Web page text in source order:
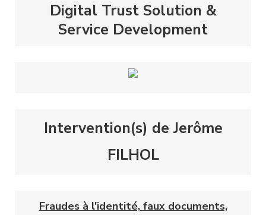
Digital Trust Solution &
Service Development
Intervention(s) de Jerôme
FILHOL
Fraudes à l'identité, faux documents,